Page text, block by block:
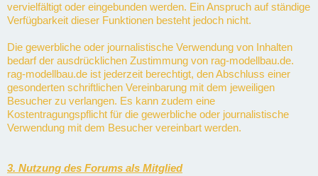
vervielfältigt oder eingebunden werden. Ein Anspruch auf ständige
Verfügbarkeit dieser Funktionen besteht jedoch nicht.
Die gewerbliche oder journalistische Verwendung von Inhalten
bedarf der ausdrücklichen Zustimmung von rag-modellbau.de.
rag-modellbau.de ist jederzeit berechtigt, den Abschluss einer
gesonderten schriftlichen Vereinbarung mit dem jeweiligen
Besucher zu verlangen. Es kann zudem eine
Kostentragungspflicht für die gewerbliche oder journalistische
Verwendung mit dem Besucher vereinbart werden.
3. Nutzung des Forums als Mitglied